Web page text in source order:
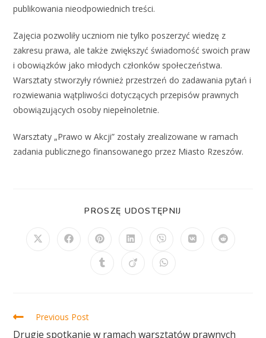
publikowania nieodpowiednich treści.
Zajęcia pozwoliły uczniom nie tylko poszerzyć wiedzę z
zakresu prawa, ale także zwiększyć świadomość swoich praw
i obowiązków jako młodych członków społeczeństwa.
Warsztaty stworzyły również przestrzeń do zadawania pytań i
rozwiewania wątpliwości dotyczących przepisów prawnych
obowiązujących osoby niepełnoletnie.
Warsztaty „Prawo w Akcji” zostały zrealizowane w ramach
zadania publicznego finansowanego przez Miasto Rzeszów.
PROSZĘ UDOSTĘPNIJ
Previous Post
Drugie spotkanie w ramach warsztatów prawnych